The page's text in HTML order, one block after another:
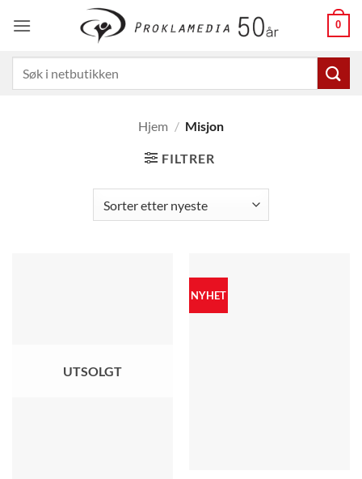
0
etter:
Hjem / Misjon
FILTRER
UTSOLGT
NYHET